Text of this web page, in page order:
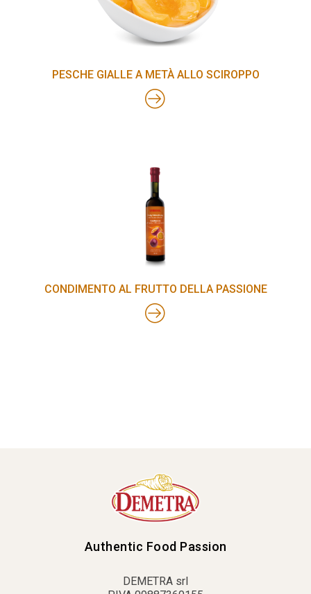
PESCHE GIALLE A METÀ ALLO SCIROPPO
CONDIMENTO AL FRUTTO DELLA PASSIONE
Authentic Food Passion
DEMETRA srl